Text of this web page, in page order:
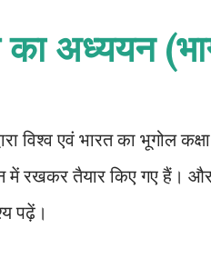
का अध्ययन
विश्व एवं भारत का भूगोल
में रखकर तैयार किए गए हैं।
पढ़ें।